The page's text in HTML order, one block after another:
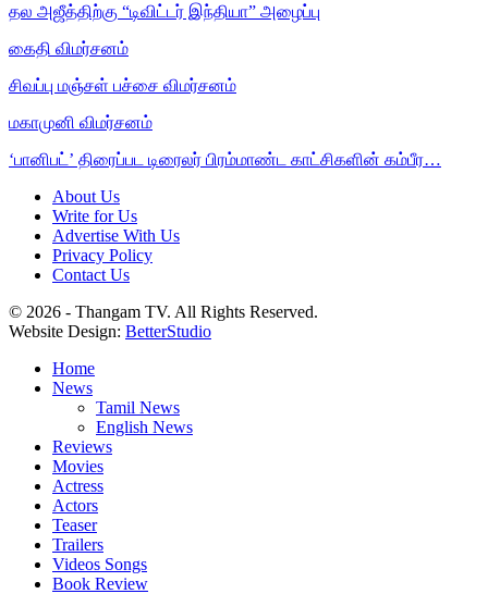
தல அஜீத்திற்கு “டிவிட்டர் இந்தியா” அழைப்பு
கைதி விமர்சனம்
சிவப்பு மஞ்சள் பச்சை விமர்சனம்
மகாமுனி விமர்சனம்
‘பானிபட்’ திரைப்பட டிரைலர் பிரம்மாண்ட காட்சிகளின் கம்பீர…
About Us
Write for Us
Advertise With Us
Privacy Policy
Contact Us
© 2026 - Thangam TV. All Rights Reserved.
Website Design: BetterStudio
Home
News
Tamil News
English News
Reviews
Movies
Actress
Actors
Teaser
Trailers
Videos Songs
Book Review